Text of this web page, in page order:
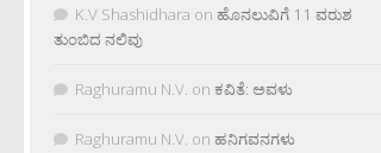
K.V Shashidhara on ಹೊನಲುವಿಗೆ 11 ವರುಶ
ತುಂಬಿದ ನಲಿವು
Raghuramu N.V. on ಕವಿತೆ: ಅವಳು
Raghuramu N.V. on ಹನಿಗವನಗಳು